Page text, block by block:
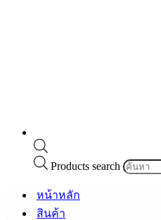
Products search
หน้าหลัก
สินค้า